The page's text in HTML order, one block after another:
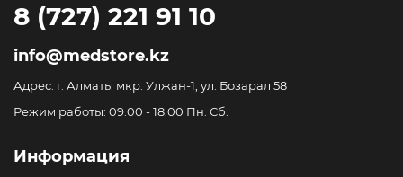
8 (727) 221 91 10
info@medstore.kz
Адрес: г. Алматы мкр. Улжан-1, ул. Бозарал 58
Режим работы: 09.00 - 18.00 Пн. Сб.
Информация